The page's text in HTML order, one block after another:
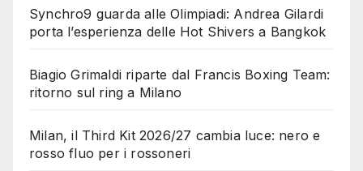
Synchro9 guarda alle Olimpiadi: Andrea Gilardi
porta l’esperienza delle Hot Shivers a Bangkok
Biagio Grimaldi riparte dal Francis Boxing Team:
ritorno sul ring a Milano
Milan, il Third Kit 2026/27 cambia luce: nero e
rosso fluo per i rossoneri